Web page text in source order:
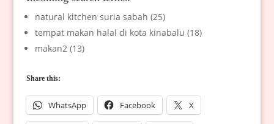
natural kitchen suria sabah (25)
tempat makan halal di kota kinabalu (18)
makan2 (13)
Share this:
WhatsApp Facebook X